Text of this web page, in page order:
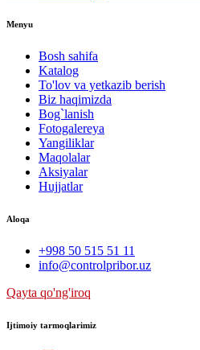
Menyu
Bosh sahifa
Katalog
To'lov va yetkazib berish
Biz haqimizda
Bog`lanish
Fotogalereya
Yangiliklar
Maqolalar
Aksiyalar
Hujjatlar
Aloqa
+998 50 515 51 11
info@controlpribor.uz
Qayta qo'ng'iroq
Ijtimoiy tarmoqlarimiz